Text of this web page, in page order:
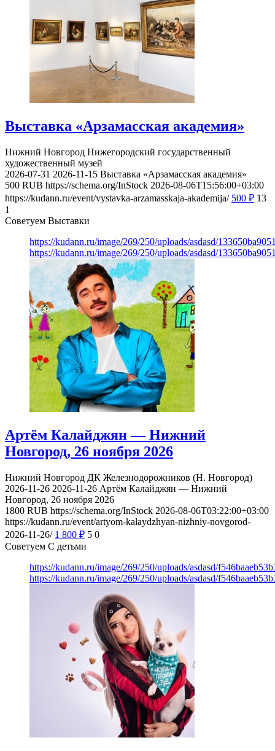
Выставка «Арзамасская академия»
Нижний Новгород Нижегородский государственный
художественный музей
2026-07-31 2026-11-15 Выставка «Арзамасская академия»
500 RUB https://schema.org/InStock 2026-08-06T15:56:00+03:00
https://kudann.ru/event/vystavka-arzamasskaja-akademija/ 500 ₽ 13
1
Советуем Выставки
https://kudann.ru/image/269/250/uploads/asdasd/
https://kudann.ru/image/269/250/uploads/asdasd/
Артём Калайджян — Нижний
Новгород, 26 ноября 2026
Нижний Новгород ДК Железнодорожников (Н. Новгород)
2026-11-26 2026-11-26 Артём Калайджян — Нижний
Новгород, 26 ноября 2026
1800 RUB https://schema.org/InStock 2026-08-06T03:22:00+03:00
https://kudann.ru/event/artyom-kalaydzhyan-nizhniy-novgorod-
2026-11-26/ 1 800 ₽ 5 0
Советуем С детьми
https://kudann.ru/image/269/250/uploads/asdasd/
https://kudann.ru/image/269/250/uploads/asdasd/